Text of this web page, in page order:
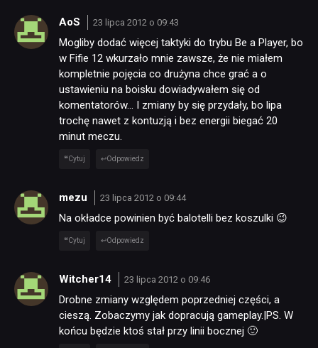
NEWSY
RECENZJE
KULTURA
AoS 23 lipca 2012 o 09:43
Mogliby dodać więcej taktyki do trybu Be a Player, bo
w Fifie 12 wkurzało mnie zawsze, że nie miałem
kompletnie pojęcia co drużyna chce grać a o
ustawieniu na boisku dowiadywałem się od
komentatorów… I zmiany by się przydały, bo lipa
trochę nawet z kontuzją i bez energii biegać 20
minut meczu.
Cytuj Odpowiedz
mezu 23 lipca 2012 o 09:44
Na okładce powinien być balotelli bez koszulki 😉
Cytuj Odpowiedz
Witcher14 23 lipca 2012 o 09:46
Drobne zmiany względem poprzedniej części, a
cieszą. Zobaczymy jak dopracują gameplay.|PS. W
końcu będzie ktoś stał przy linii bocznej 🙂